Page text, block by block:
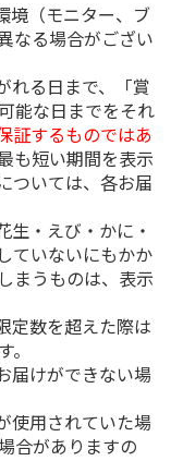
境（モニター、ブ
なる場合がござい
れる日まで、「賞
能な日までをそれ
証するものではあ
も短い期間を表示
ついては、各お届
・えび・かに・
ていないにもかか
まうものは、表示
定数を超えた際は
届けができない場
使用されていた場
合がありますの